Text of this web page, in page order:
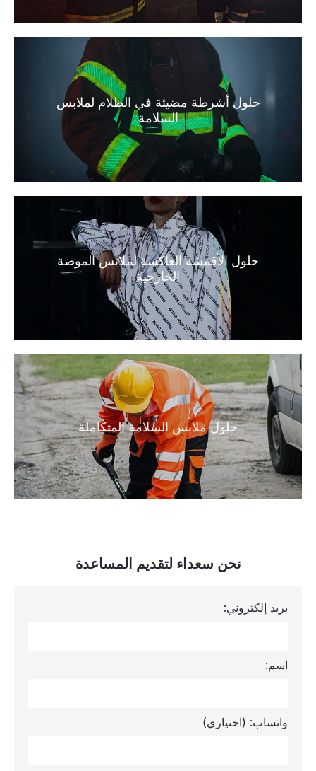
حلول أشرطة مضيئة في الظلام لملابس
السلامة
حلول الأقمشة العاكسة لملابس الموضة
الخارجية
حلول ملابس السلامة المتكاملة
نحن سعداء لتقديم المساعدة
بريد إلكتروني:
اسم:
واتساب: (اختياري)